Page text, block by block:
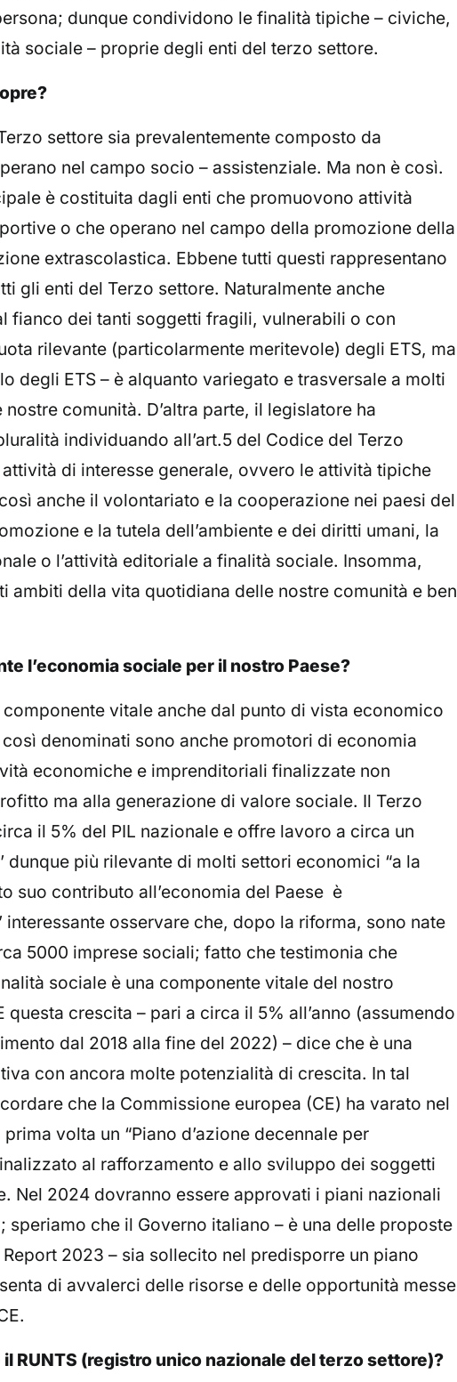
dunque condividono le finalità tipiche – civiche,
sociale – proprie degli enti del terzo settore.
settore sia prevalentemente composto da
nel campo socio – assistenziale. Ma non è così.
è costituita dagli enti che promuovono attività
o che operano nel campo della promozione della
extrascolastica. Ebbene tutti questi rappresentano
gli enti del Terzo settore. Naturalmente anche
fianco dei tanti soggetti fragili, vulnerabili o con
rilevante (particolarmente meritevole) degli ETS, ma
degli ETS – è alquanto variegato e trasversale a molti
comunità. D’altra parte, il legislatore ha
individuando all’art.5 del Codice del Terzo
di interesse generale, ovvero le attività tipiche
anche il volontariato e la cooperazione nei paesi del
e la tutela dell’ambiente e dei diritti umani, la
o l’attività editoriale a finalità sociale. Insomma,
ambiti della vita quotidiana delle nostre comunità e ben
l’economia sociale per il nostro Paese?
componente vitale anche dal punto di vista economico
denominati sono anche promotori di economia
economiche e imprenditoriali finalizzate non
ma alla generazione di valore sociale. Il Terzo
il 5% del PIL nazionale e offre lavoro a circa un
dunque più rilevante di molti settori economici “a la
suo contributo all’economia del Paese è
interessante osservare che, dopo la riforma, sono nate
5000 imprese sociali; fatto che testimonia che
sociale è una componente vitale del nostro
crescita – pari a circa il 5% all’anno (assumendo
dal 2018 alla fine del 2022) – dice che è una
con ancora molte potenzialità di crescita. In tal
che la Commissione europea (CE) ha varato nel
volta un “Piano d’azione decennale per
al rafforzamento e allo sviluppo dei soggetti
Nel 2024 dovranno essere approvati i piani nazionali
speriamo che il Governo italiano – è una delle proposte
2023 – sia sollecito nel predisporre un piano
di avvalerci delle risorse e delle opportunità messe
RUNTS (registro unico nazionale del terzo settore)?